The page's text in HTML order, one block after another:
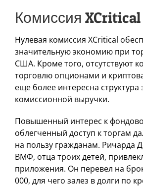
Комиссия XCritical
Нулевая комиссия XCritical
значительную экономию при
США. Кроме того, отсутствуют
торговлю опционами и
еще более интересна структура
комиссионной выручки.
Повышенный интерес к
облегченный доступ к торгам
на пользу гражданам. Ричарда
ВМФ, отца троих детей,
приложения. Он перевел на
000, для чего залез в долги по